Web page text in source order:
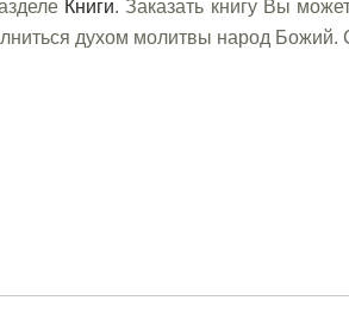
Книги. Заказать книгу Вы
духом молитвы народ